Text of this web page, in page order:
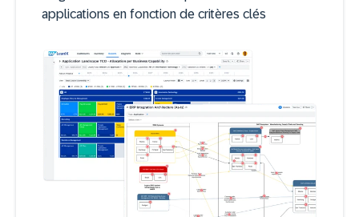
applications en fonction de critères clés